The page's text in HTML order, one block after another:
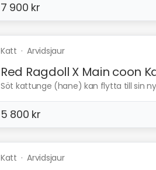
7 900 kr
Katt ·Arvidsjaur
Red Ragdoll X Main coon
Söt kattunge (hane) kan flytta till sin
5 800 kr
Katt ·Arvidsjaur